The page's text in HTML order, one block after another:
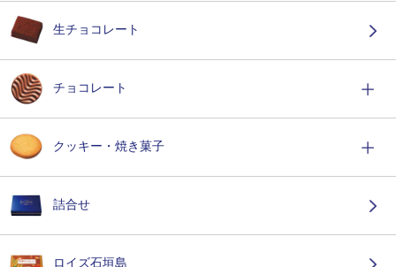
生チョコレート
チョコレート
クッキー・焼き菓子
詰合せ
ロイズ石垣島